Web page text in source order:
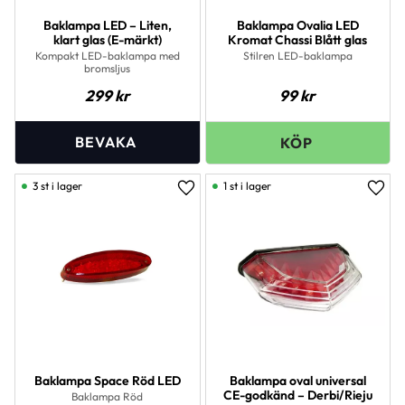
Baklampa LED – Liten,
klart glas (E-märkt)
Kompakt LED-baklampa med
bromsljus
299kr
Baklampa Ovalia LED
Kromat Chassi Blått glas
Stilren LED-baklampa
99kr
Baklampa Space Röd LED
Baklampa Röd
Lägg till i favoriter
3 st i lager
Baklampa oval universal
CE-godkänd – Derbi/Rieju
1 st i lager